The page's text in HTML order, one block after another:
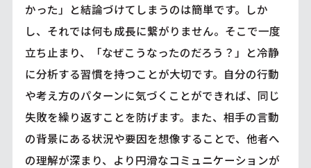
かった」と結論づけてしまうのは簡単です。しか
し、それでは何も成長に繋がりません。そこで一度
立ち止まり、「なぜこうなったのだろう？」と冷静
に分析する習慣を持つことが大切です。自分の行動
や考え方のパターンに気づくことができれば、同じ
失敗を繰り返すことを防げます。また、相手の言動
の背景にある状況や要因を想像することで、他者へ
の理解が深まり、より円滑なコミュニケーションが